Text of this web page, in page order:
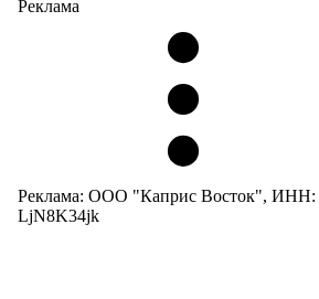
Реклама
Реклама: ООО "Каприс Восток", ИНН:
LjN8K34jk